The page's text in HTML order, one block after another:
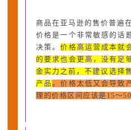
商品在亚马逊的售价普遍
价格是一个非常敏感的话
决策。价格高运营成本就
的要求也会更高，没有足
金实力之前，不建议选择
产品。价格太低又会导致
理的价格区间应该是15～50